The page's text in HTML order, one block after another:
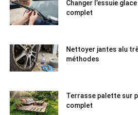
Changer l’essuie
complet
Nettoyer jantes alu
méthodes
Terrasse palette sur
complet